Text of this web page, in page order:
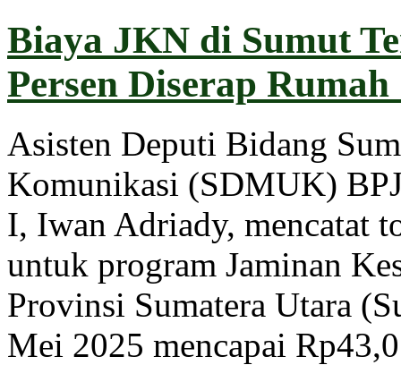
Biaya JKN di Sumut
Persen Diserap
Asisten Deputi Bidang
Komunikasi (SDMUK)
I, Iwan Adriady, mencatat
untuk program Jaminan
Provinsi Sumatera Utara
Mei 2025 mencapai